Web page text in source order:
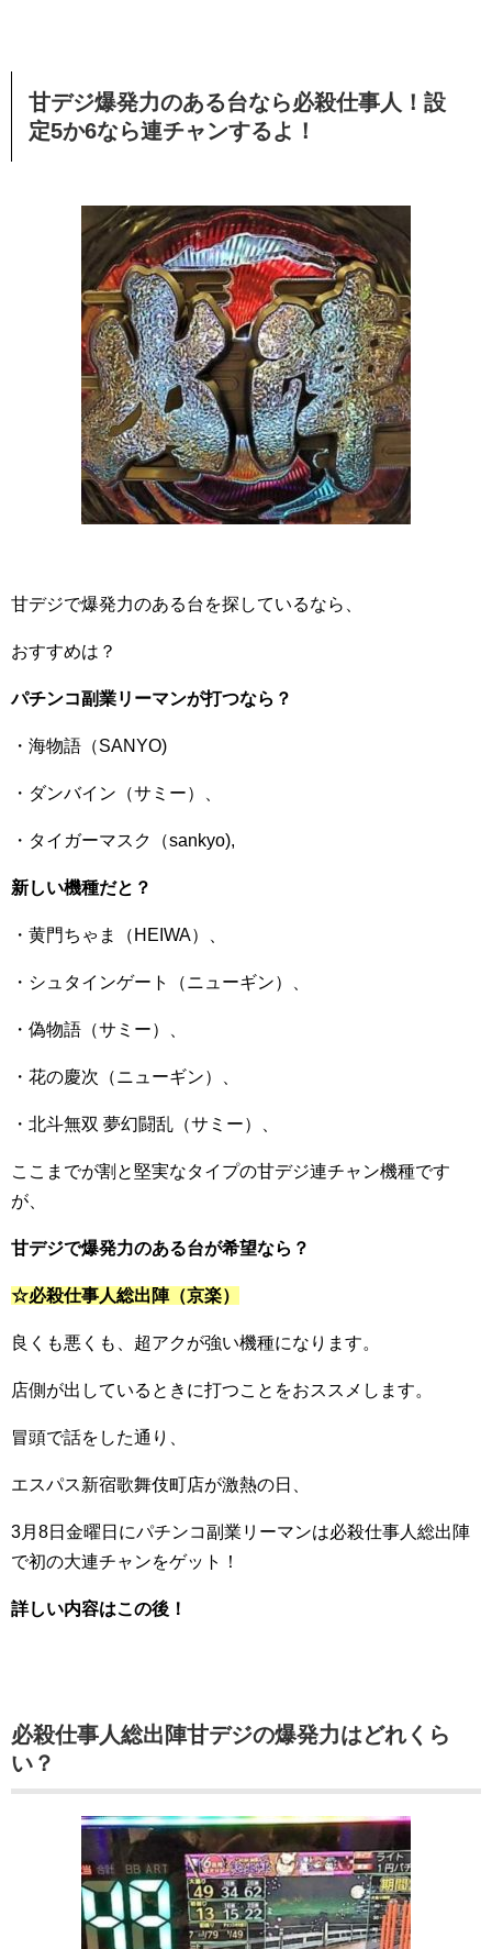
甘デジ爆発力のある台なら必殺仕事人！設
定5か6なら連チャンするよ！
甘デジで爆発力のある台を探しているなら、
おすすめは？
パチンコ副業リーマンが打つなら？
・海物語（SANYO)
・ダンバイン（サミー）、
・タイガーマスク（sankyo),
新しい機種だと？
・黄門ちゃま（HEIWA）、
・シュタインゲート（ニューギン）、
・偽物語（サミー）、
・花の慶次（ニューギン）、
・北斗無双 夢幻闘乱（サミー）、
ここまでが割と堅実なタイプの甘デジ連チャン機種です
が、
甘デジで爆発力のある台が希望なら？
☆必殺仕事人総出陣（京楽）
良くも悪くも、超アクが強い機種になります。
店側が出しているときに打つことをおススメします。
冒頭で話をした通り、
エスパス新宿歌舞伎町店が激熱の日、
3月8日金曜日にパチンコ副業リーマンは必殺仕事人総出陣
で初の大連チャンをゲット！
詳しい内容はこの後！
必殺仕事人総出陣甘デジの爆発力はどれくら
い？